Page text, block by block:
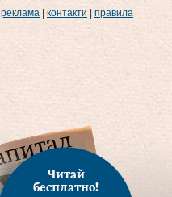
реклама контакти правила
Читай
бесплатно!